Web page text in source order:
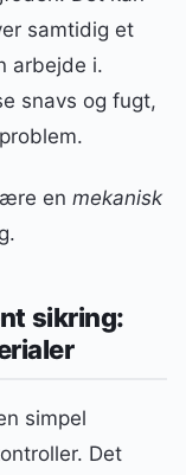
samtidig et
arbejde i.
snavs og fugt,
en mekanisk
sikring:
simpel
Det